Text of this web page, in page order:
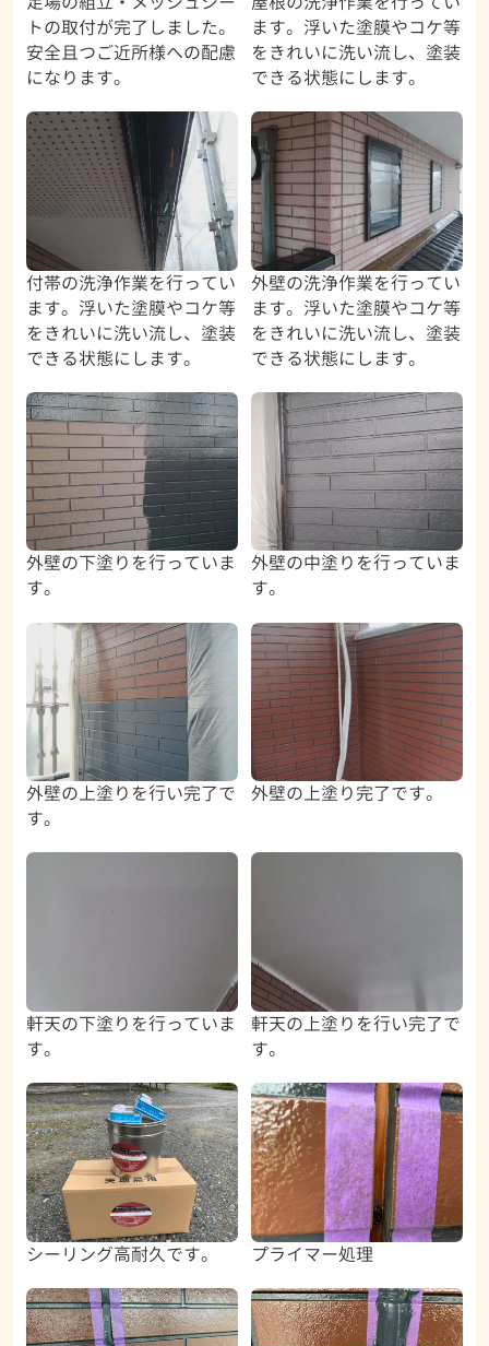
トの取付が完了しました。
安全且つご近所様への配慮
になります。
ます。浮いた塗膜やコケ等
をきれいに洗い流し、塗装
できる状態にします。
付帯の洗浄作業を行ってい
ます。浮いた塗膜やコケ等
をきれいに洗い流し、塗装
できる状態にします。
外壁の洗浄作業を行ってい
ます。浮いた塗膜やコケ等
をきれいに洗い流し、塗装
できる状態にします。
外壁の下塗りを行っていま
す。
外壁の中塗りを行っていま
す。
外壁の上塗りを行い完了で
す。
外壁の上塗り完了です。
軒天の下塗りを行っていま
す。
軒天の上塗りを行い完了で
す。
シーリング高耐久です。 プライマー処理